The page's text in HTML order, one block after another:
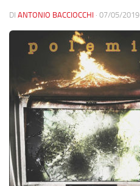
DI ANTONIO BACCIOCCHI · 07/05/2019